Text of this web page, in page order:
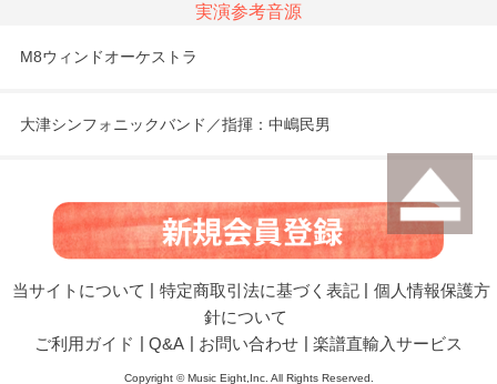
実演参考音源
M8ウィンドオーケストラ
大津シンフォニックバンド／指揮：中嶋民男
当サイトについて | 特定商取引法に基づく表記 | 個人情報保護方
針について
ご利用ガイド | Q&A | お問い合わせ | 楽譜直輸入サービス
Copyright © Music Eight,Inc. All Rights Reserved.